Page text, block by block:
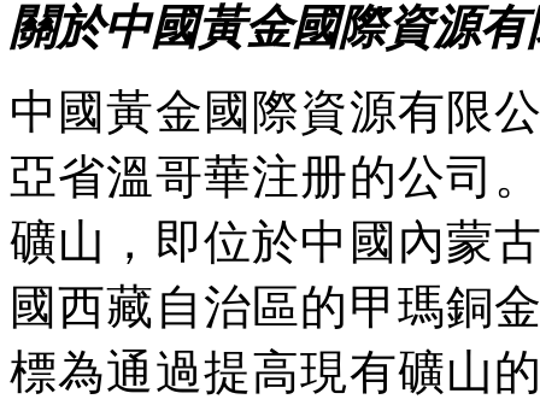
關於中國黃金國際資源有
中國黃金國際資源有限
亞省溫哥華注册的公司
礦山，即位於中國內蒙
國西藏自治區的甲瑪銅
標為通過提高現有礦山